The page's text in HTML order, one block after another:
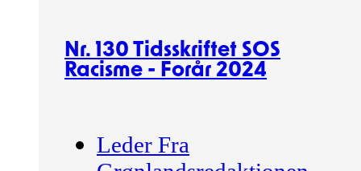
Nr. 130 Tidsskriftet SOS
Racisme - Forår 2024
Leder Fra